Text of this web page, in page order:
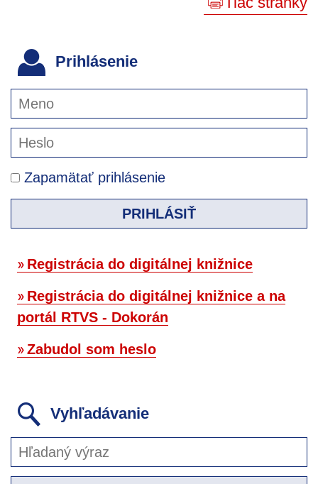
Prihlásenie
Zapamätať prihlásenie
PRIHLÁSIŤ
Registrácia do digitálnej knižnice
Registrácia do digitálnej knižnice a na
portál RTVS - Dokorán
Zabudol som heslo
Vyhľadávanie